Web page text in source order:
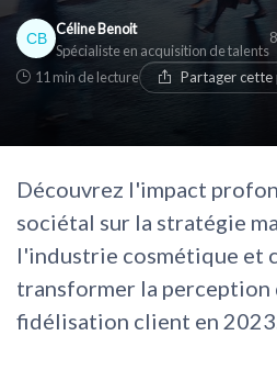
Céline Benoit
Spécialiste en acquisition de talents
11 min de lecture Partager cette
Découvrez l'impact
sociétal sur la stratégie
l'industrie cosmétique et
transformer la perception
fidélisation client en